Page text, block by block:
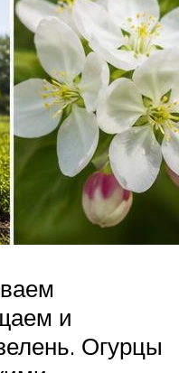
и
Огурцы